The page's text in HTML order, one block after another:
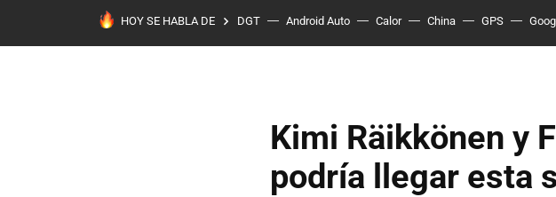
HOY SE HABLA DE DGT Android Auto Calor China GPS
Kimi Räikkönen y
podría llegar esta